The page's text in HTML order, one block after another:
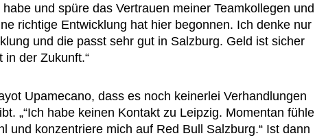
und spüre das Vertrauen meiner Teamkollegen und
richtige Entwicklung hat hier begonnen. Ich denke nur
und die passt sehr gut in Salzburg. Geld ist sicher
in der Zukunft.“
Upamecano, dass es noch keinerlei Verhandlungen
„“Ich habe keinen Kontakt zu Leipzig. Momentan fühle
und konzentriere mich auf Red Bull Salzburg.“ Ist dann